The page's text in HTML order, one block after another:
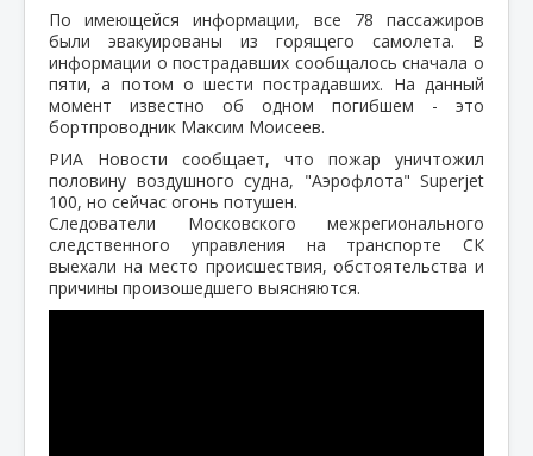
По имеющейся информации, все 78 пассажиров
были эвакуированы из горящего самолета. В
информации о пострадавших сообщалось сначала о
пяти, а потом о шести пострадавших. На данный
момент известно об одном погибшем - это
бортпроводник Максим Моисеев.
РИА Новости сообщает, что пожар уничтожил
половину воздушного судна, "Аэрофлота" Superjet
100, но сейчас огонь потушен.
Следователи Московского межрегионального
следственного управления на транспорте СК
выехали на место происшествия, обстоятельства и
причины произошедшего выясняются.